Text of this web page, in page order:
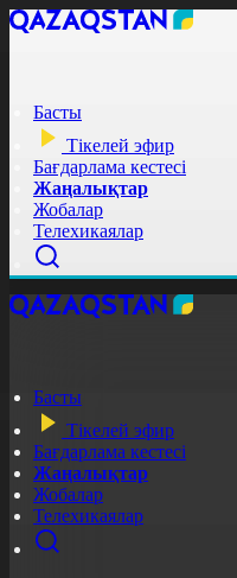
Басты
Тікелей эфир
Бағдарлама кестесі
Жаңалықтар
Жобалар
Телехикаялар
Басты
Тікелей эфир
Бағдарлама кестесі
Жаңалықтар
Жобалар
Телехикаялар